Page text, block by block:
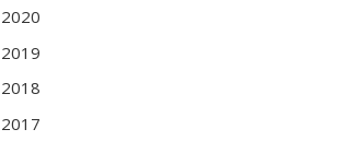
2020
2019
2018
2017